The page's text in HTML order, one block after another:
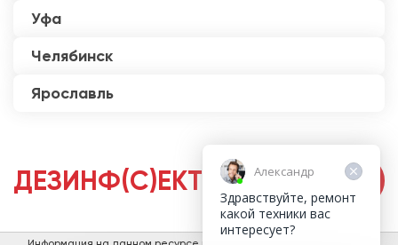
Уфа
Челябинск
Ярославль
ДЕЗИНФ(С)ЕКТОРЫАлександр
Здравствуйте, ремонт
какой техники вас
интересует?